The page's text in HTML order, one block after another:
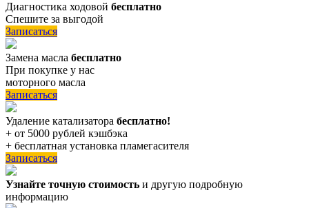
Диагностика ходовой бесплатно
Спешите за выгодой
Записаться
Замена масла бесплатно
При покупке у нас
моторного масла
Записаться
Удаление катализатора бесплатно!
+ от 5000 рублей кэшбэка
+ бесплатная установка пламегасителя
Записаться
Узнайте точную стоимость и другую подробную
информацию